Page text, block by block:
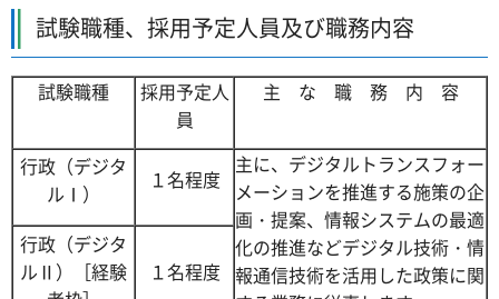
試験職種、採用予定人員及び職務内容
試験職種
採用予定人
員
主 な 職 務 内 容
行政（デジタ
ルⅠ）
１名程度
主に、デジタルトランスフォー
メーションを推進する施策の企
画・提案、情報システムの最適
化の推進などデジタル技術・情
報通信技術を活用した政策に関
行政（デジタ
ルⅡ）［経験
１名程度